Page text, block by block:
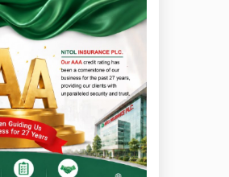
বিএনপির ৬ নেতার
প্রত্যাহার
কেনাকাটায় সেরা অফার,
রাশ আওয়ার এবং
পেমেন্ট ডিসকাউন্ট নিয়ে
৮.৮ গ্রেট ৮ সেল
জেলা পরিষদের ২৩লাখ
অনুদান বিতরণ